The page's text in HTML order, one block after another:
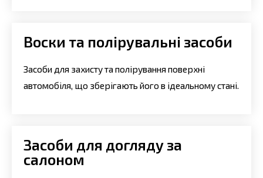
Воски та полірувальні засоби
Засоби для захисту та полірування поверхні
автомобіля, що зберігають його в ідеальному стані.
Засоби для догляду за
салоном